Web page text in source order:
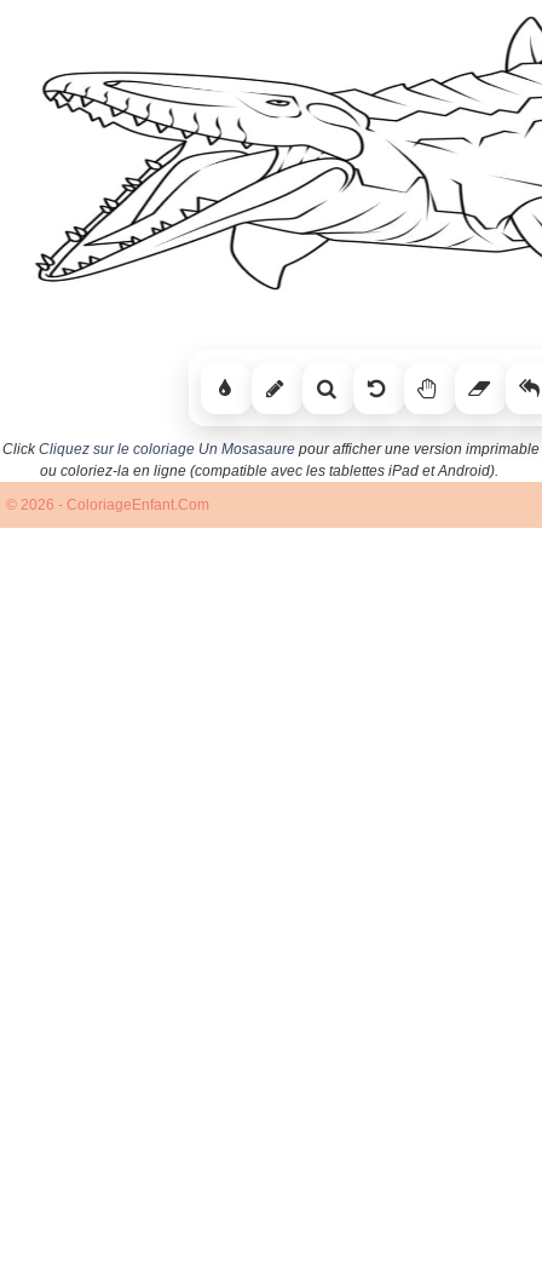
ClickCliquez sur le coloriage Un Mosasaure pour afficher une version imprimable
ou coloriez-la en ligne (compatible avec les tablettes iPad et Android).
© 2026 - ColoriageEnfant.Com